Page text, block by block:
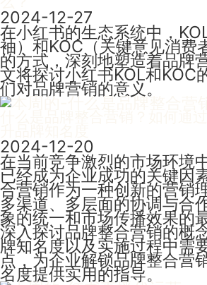
2024-12-27
在小红书的生态系统中，
袖）和KOC（关键意见消费
的方式，深刻地塑造着品牌
文将探讨小红书KOL和KOC
们对品牌营销的意义。
2024-12-20
在当前竞争激烈的市场环境
已经成为企业成功的关键因
合营销作为一种创新的营销
多渠道、多层面的协调与合
象的统一和市场传播效果的
深入探讨品牌整合营销的概
牌知名度以及实施过程中需
点，为企业解锁品牌整合营
名度提供实用的指导。